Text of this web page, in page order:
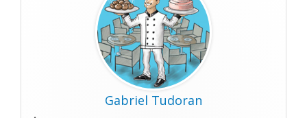
Gabriel Tudoran